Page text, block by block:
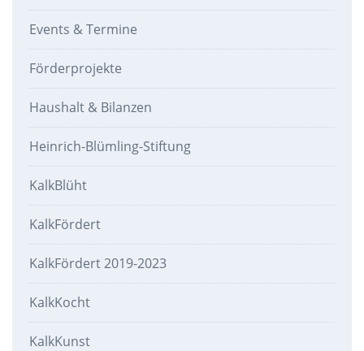
Events & Termine
Förderprojekte
Haushalt & Bilanzen
Heinrich-Blümling-Stiftung
KalkBlüht
KalkFördert
KalkFördert 2019-2023
KalkKocht
KalkKunst